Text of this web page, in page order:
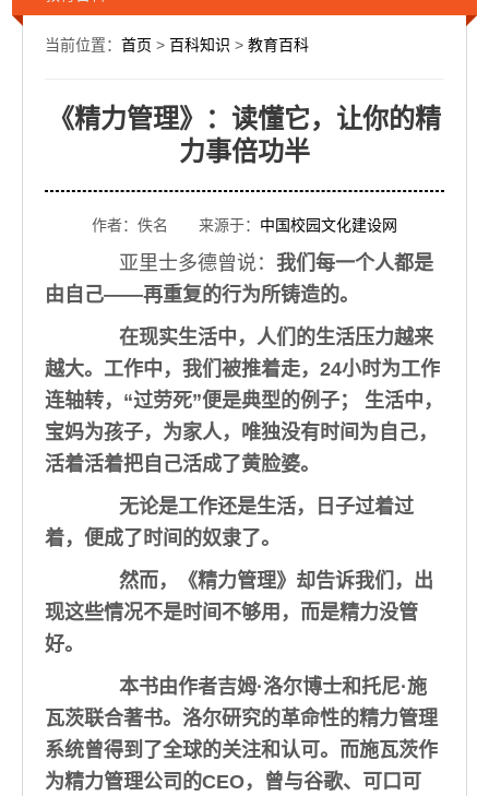
当前位置： 首页 > 百科知识 > 教育百科
《精力管理》：读懂它，让你的精
力事倍功半
作者：佚名 来源于： 中国校园文化建设网
亚里士多德曾说： 我们每一个人都是
由自己——再重复的行为所铸造的。
在现实生活中，人们的生活压力越来
越大。工作中，我们被推着走，24小时为工作
连轴转，“过劳死”便是典型的例子； 生活中，
宝妈为孩子，为家人，唯独没有时间为自己，
活着活着把自己活成了黄脸婆。
无论是工作还是生活，日子过着过
着，便成了时间的奴隶了。
然而，
《精力管理》却告诉我们，出
现这些情况不是时间不够用，而是精力没管
好。
本书由作者吉姆·洛尔博士和托尼·施
瓦茨联合著书。洛尔研究的革命性的精力管理
系统曾得到了全球的关注和认可。而施瓦茨作
为精力管理公司的CEO，曾与谷歌、可口可